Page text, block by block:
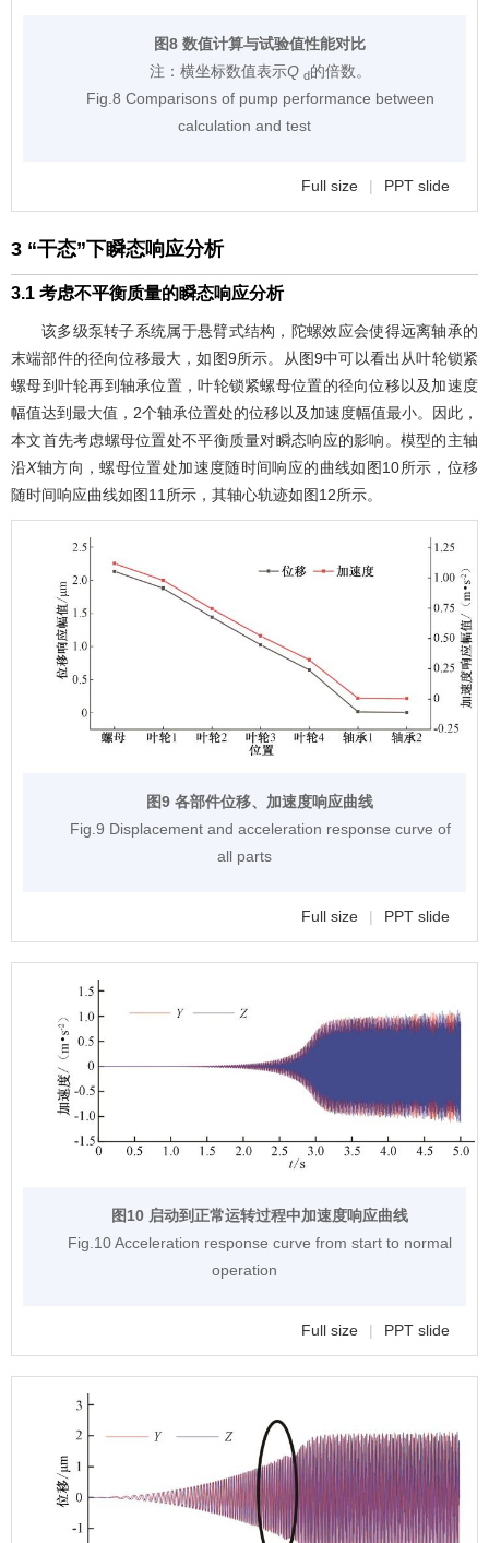
图8 数值计算与试验值性能对比
注： 横坐标数值表示Q d的倍数。
Fig.8 Comparisons of pump performance between
calculation and test
Full size | PPT slide
3 “干态”下瞬态响应分析
3.1 考虑不平衡质量的瞬态响应分析
该多级泵转子系统属于悬臂式结构，陀螺效应会使得远离轴承的
末端部件的径向位移最大，如 图9所示。从 图9中可以看出从叶轮锁紧
螺母到叶轮再到轴承位置，叶轮锁紧螺母位置的径向位移以及加速度
幅值达到最大值，2个轴承位置处的位移以及加速度幅值最小。因此，
本文首先考虑螺母位置处不平衡质量对瞬态响应的影响。模型的主轴
沿X轴方向，螺母位置处加速度随时间响应的曲线如 图10所示，位移
随时间响应曲线如图11 所示，其轴心轨迹如图12所示。
图9 各部件位移、加速度响应曲线
Fig.9 Displacement and acceleration response curve of
all parts
Full size | PPT slide
图10 启动到正常运转过程中加速度响应曲线
Fig.10 Acceleration response curve from start to normal
operation
Full size | PPT slide